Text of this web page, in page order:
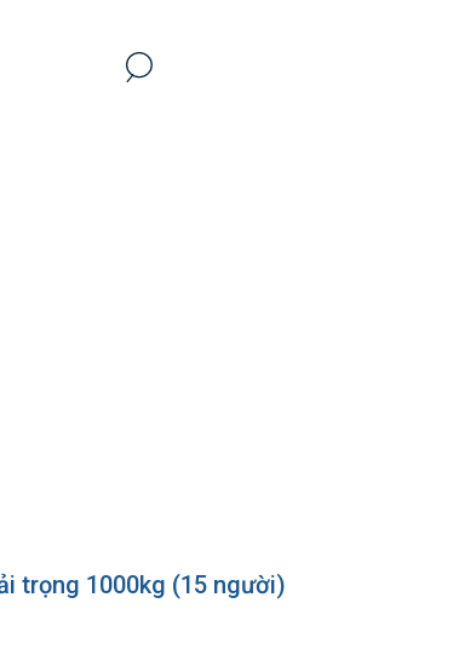
trọng 1000kg (15 người)